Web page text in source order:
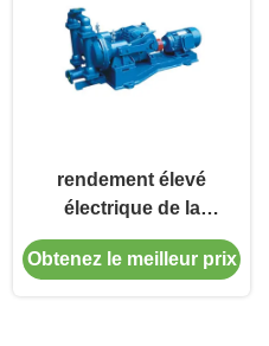
rendement élevé
électrique de la
pompe à diaphragme
de 380V 415V 460V
Obtenez le meilleur prix